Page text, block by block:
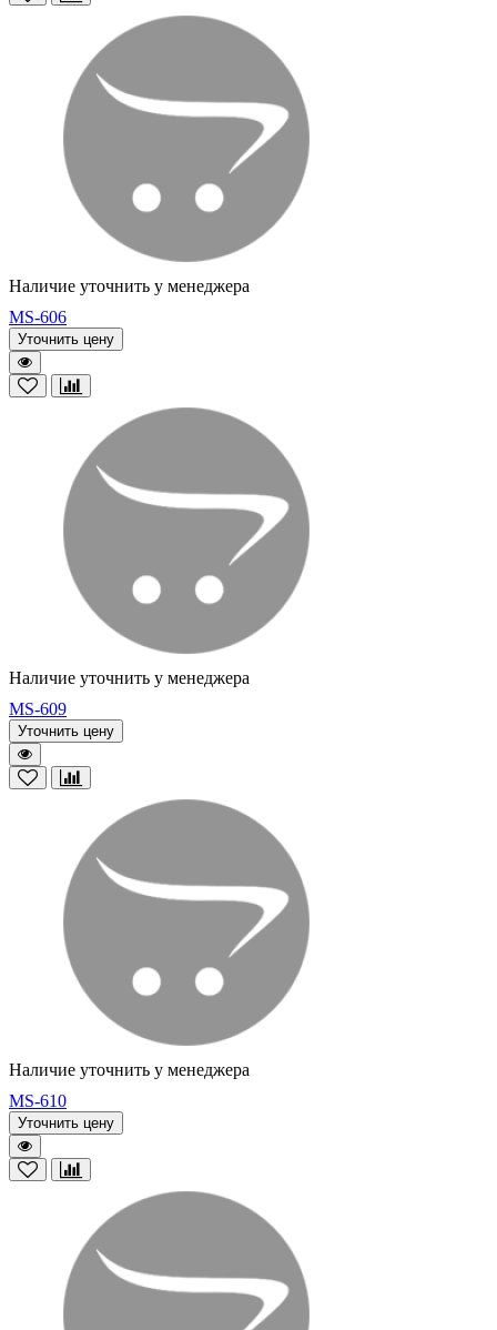
Наличие уточнить у менеджера
MS-606
Уточнить цену
Наличие уточнить у менеджера
MS-609
Уточнить цену
Наличие уточнить у менеджера
MS-610
Уточнить цену